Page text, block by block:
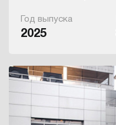
Год выпуска
2025